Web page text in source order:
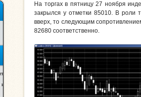
На торгах в пятницу 27 ноября
закрылся у отметки 85010. В роли
вверх, то следующим
82680 соответственно.